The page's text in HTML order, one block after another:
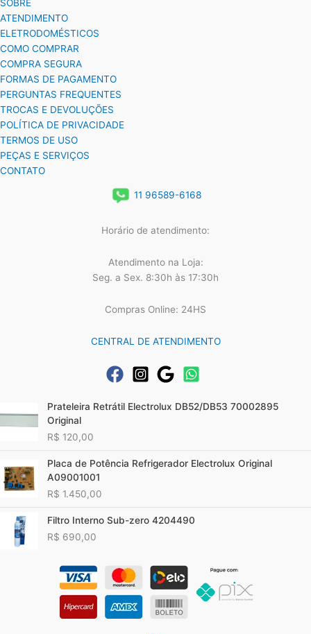
SOBRE
ATENDIMENTO
ELETRODOMÉSTICOS
COMO COMPRAR
COMPRA SEGURA
FORMAS DE PAGAMENTO
PERGUNTAS FREQUENTES
TROCAS E DEVOLUÇÕES
POLÍTICA DE PRIVACIDADE
TERMOS DE USO
PEÇAS E SERVIÇOS
CONTATO
11 96589-6168
Horário de atendimento:
Atendimento na Loja:
Seg. a Sex. 8:30h às 17:30h
Compras Online: 24HS
CENTRAL DE ATENDIMENTO
Prateleira Retrátil Electrolux DB52/DB53 70002895
Original
R$ 120,00
Placa de Potência Refrigerador Electrolux Original
A09001001
R$ 1.450,00
Filtro Interno Sub-zero 4204490
R$ 690,00